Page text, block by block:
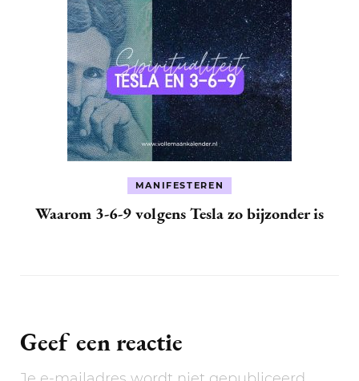
MANIFESTEREN
Waarom 3-6-9 volgens Tesla zo bijzonder is
Geef een reactie